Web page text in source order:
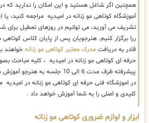
همچنین اگر شاغل هستید و این امکان را ندارید که
آموزشگاه کوتاهی مو زنانه در امیدیه مراجعه کنید، یا
تشریف می آورید، می توانیم در روزهای تعطیل برای
ررا برگزار کنیم. هنرجویان پس از پایان کلاس کوتاهی
قادر به دریافت مدرک معتبر کوتاهی مو زنانه خواهند
حرفه ای کوتاهی مو زنانه در امیدیه ، کلیه مباحث
پیشرفته ظرف مدت 6 الی 10 جلسه
در اموزشگاه فنی حرفه ای کوتاهی مو زنانه در امیدیه
کلیدی و اصلی را به شما آموزش خواهد داد .
ابزار و لوازم ضروری کوتاهی مو زنانه